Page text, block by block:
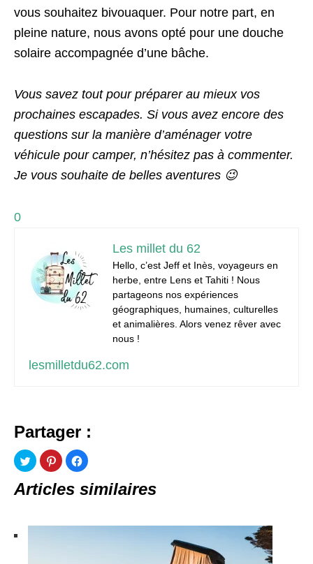
vous souhaitez bivouaquer. Pour notre part, en
pleine nature, nous avons opté pour une douche
solaire accompagnée d’une bâche.
Vous savez tout pour préparer au mieux vos
prochaines escapades. Si vous avez encore des
questions sur la manière d’aménager votre
véhicule pour camper, n’hésitez pas à commenter.
Je vous souhaite de belles aventures 😉
0
Les millet du 62
Hello, c’est Jeff et Inès, voyageurs en
herbe, entre Lens et Tahiti ! Nous
partageons nos expériences
géographiques, humaines, culturelles
et animalières. Alors venez rêver avec
nous !
lesmilletdu62.com
Partager :
Articles similaires